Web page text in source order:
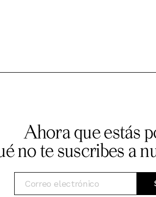
Ahora que estás
no te suscribes a